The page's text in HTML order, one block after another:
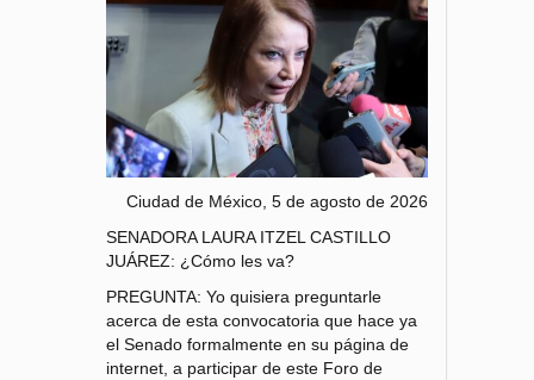
Ciudad de México, 5 de agosto de 2026
SENADORA LAURA ITZEL CASTILLO
JUÁREZ: ¿Cómo les va?
PREGUNTA: Yo quisiera preguntarle
acerca de esta convocatoria que hace ya
el Senado formalmente en su página de
internet, a participar de este Foro de